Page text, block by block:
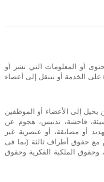
أو المعلومات التي نشر أو
الخدمة أو تنتقل إلى أعضاء
لن يحيل إلى الأعضاء أو الموظفين
فاحشة، تدنيس، هجوم عن
أو مضايقة، أو عنصرية غير
مع حقوق أطراف ثالثة (بما في
الملكية الفكرية وحقوق